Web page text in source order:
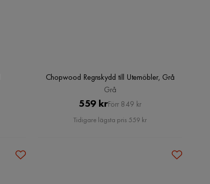
Chopwood Regnskydd till Utemöbler, Grå
Grå
Pris
559 krOriginal
Pris
Förr 849 kr
Tidigare lägsta pris 559 kr